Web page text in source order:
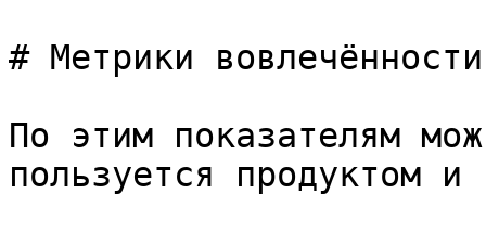
# Метрики вовлечённости
По этим показателям
пользуется продуктом